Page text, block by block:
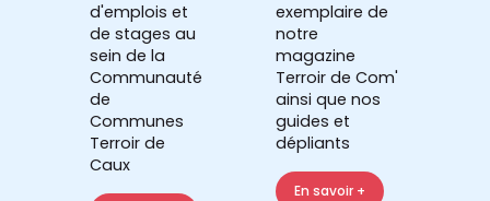
d'emplois et
de stages au
sein de la
Communauté
de
Communes
Terroir de
Caux
exemplaire de
notre
magazine
Terroir de Com'
ainsi que nos
guides et
dépliants
En savoir +